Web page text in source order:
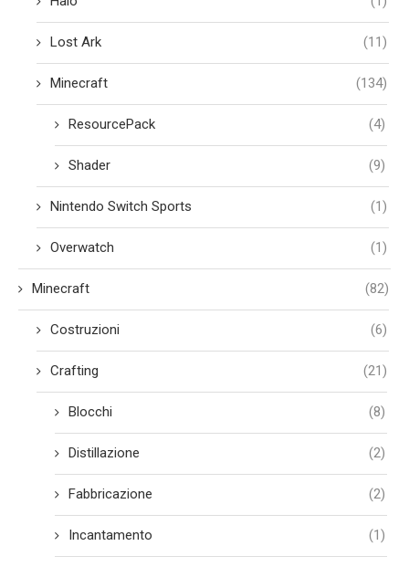
Lost Ark (11)
Minecraft (134)
ResourcePack (4)
Shader (9)
Nintendo Switch Sports (1)
Overwatch (1)
Minecraft (82)
Costruzioni (6)
Crafting (21)
Blocchi (8)
Distillazione (2)
Fabbricazione (2)
Incantamento (1)